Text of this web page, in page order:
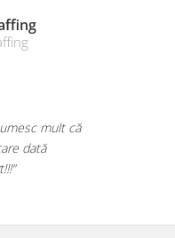
mult că
dată